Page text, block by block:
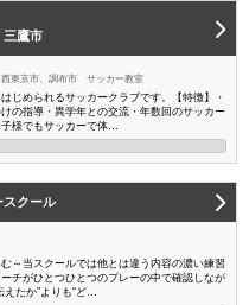
三鷹市
西東京市、調布市 サッカー教室
じめられるサッカークラブです。【特徴】・
の指導・異学年との交流・年数回のサッカー
様でもサッカーで体…
クール
～当スクールでは他とは違う内容の濃い練習
チがひとつひとつのプレーの中で確認しなが
えたか”よりも“ど…